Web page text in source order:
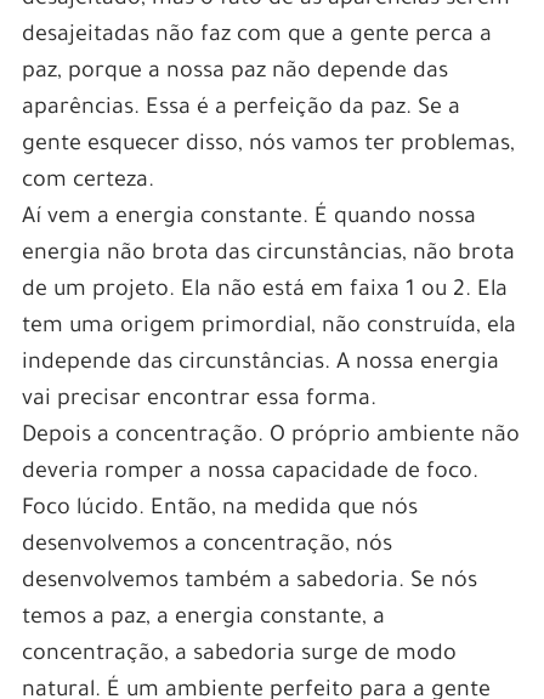
desajeitadas não faz com que a gente perca a
paz, porque a nossa paz não depende das
aparências. Essa é a perfeição da paz. Se a
gente esquecer disso, nós vamos ter problemas,
com certeza.
Aí vem a energia constante. É quando nossa
energia não brota das circunstâncias, não brota
de um projeto. Ela não está em faixa 1 ou 2. Ela
tem uma origem primordial, não construída, ela
independe das circunstâncias. A nossa energia
vai precisar encontrar essa forma.
Depois a concentração. O próprio ambiente não
deveria romper a nossa capacidade de foco.
Foco lúcido. Então, na medida que nós
desenvolvemos a concentração, nós
desenvolvemos também a sabedoria. Se nós
temos a paz, a energia constante, a
concentração, a sabedoria surge de modo
natural. É um ambiente perfeito para a gente